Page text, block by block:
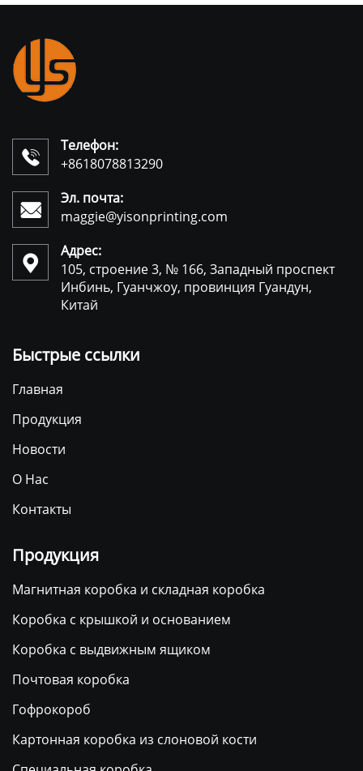

Телефон:
+8618078813290

Эл. почта:
maggie@yisonprinting.com

Адрес:
105, строение 3, № 166, Западный проспект
Инбинь, Гуанчжоу, провинция Гуандун,
Китай
Быстрые ссылки
Главная
Продукция
Новости
О Нас
Контакты
Продукция
Магнитная коробка и складная коробка
Коробка с крышкой и основанием
Коробка с выдвижным ящиком
Почтовая коробка
Гофрокороб
Картонная коробка из слоновой кости